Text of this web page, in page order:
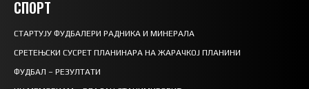
СПОРТ
СТАРТУЈУ ФУДБАЛЕРИ РАДНИКА И МИНЕРАЛА
СРЕТЕЊСКИ СУСРЕТ ПЛАНИНАРА НА ЖАРАЧКОЈ ПЛАНИНИ
ФУДБАЛ – РЕЗУЛТАТИ